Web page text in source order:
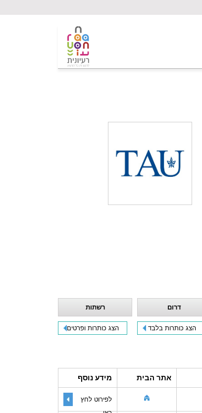
דרום רשתות
הצג כותרות בלבד הצג כותרות ופרטים
אתר הבית מידע נוסף
לפירוט לחץ